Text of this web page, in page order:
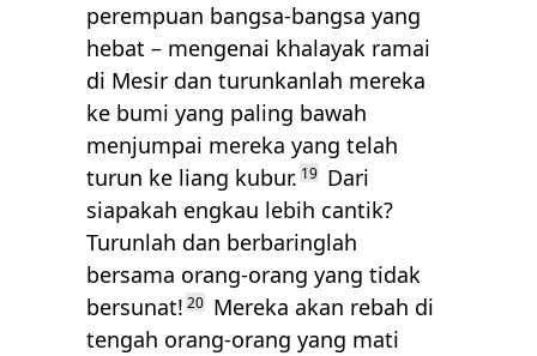
perempuan bangsa-bangsa yang
hebat – mengenai khalayak ramai
di Mesir dan turunkanlah mereka
ke bumi yang paling bawah
menjumpai mereka yang telah
turun ke liang kubur. 19 Dari
siapakah engkau lebih cantik?
Turunlah dan berbaringlah
bersama orang-orang yang tidak
bersunat! 20 Mereka akan rebah di
tengah orang-orang yang mati